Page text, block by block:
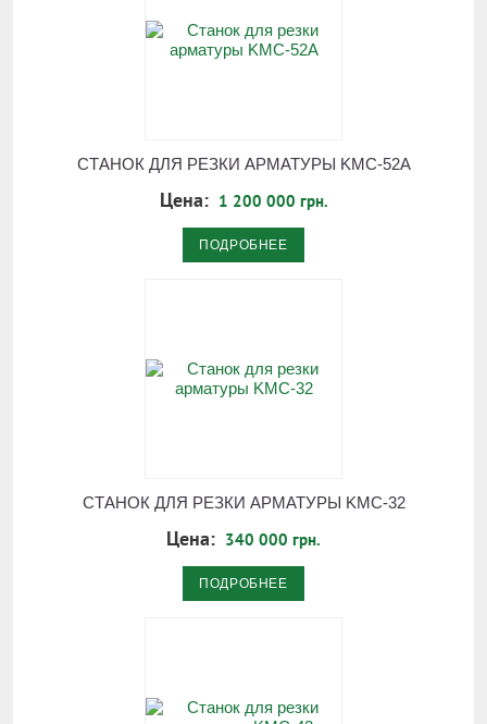
СТАНОК ДЛЯ РЕЗКИ АРМАТУРЫ KMC-52A
Цена: 1 200 000 грн.
ПОДРОБНЕЕ
СТАНОК ДЛЯ РЕЗКИ АРМАТУРЫ KMC-32
Цена: 340 000 грн.
ПОДРОБНЕЕ